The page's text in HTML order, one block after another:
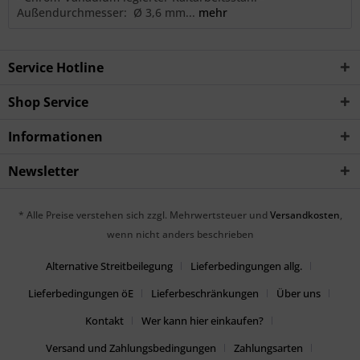
Außendurchmesser: Ø 3,6 mm... mehr
Service Hotline
Shop Service
Informationen
Newsletter
* Alle Preise verstehen sich zzgl. Mehrwertsteuer und Versandkosten,
wenn nicht anders beschrieben
Alternative Streitbeilegung
Lieferbedingungen allg.
Lieferbedingungen öE
Lieferbeschränkungen
Über uns
Kontakt
Wer kann hier einkaufen?
Versand und Zahlungsbedingungen
Zahlungsarten